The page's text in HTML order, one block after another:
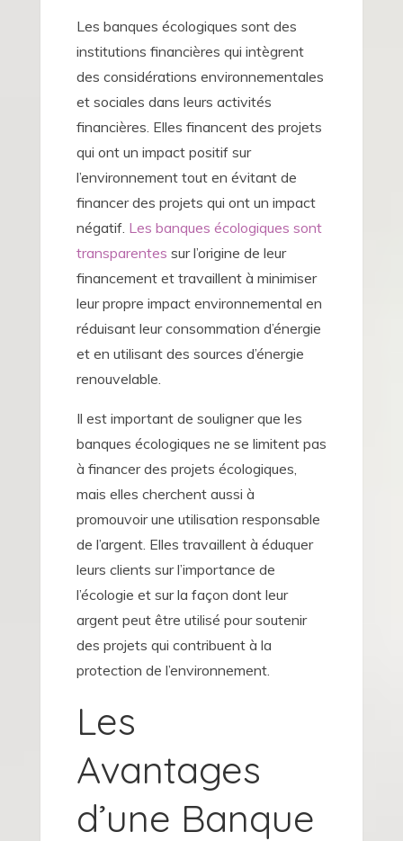
Les banques écologiques sont des
institutions financières qui intègrent
des considérations environnementales
et sociales dans leurs activités
financières. Elles financent des projets
qui ont un impact positif sur
l’environnement tout en évitant de
financer des projets qui ont un impact
négatif. Les banques écologiques sont
transparentes sur l’origine de leur
financement et travaillent à minimiser
leur propre impact environnemental en
réduisant leur consommation d’énergie
et en utilisant des sources d’énergie
renouvelable.
Il est important de souligner que les
banques écologiques ne se limitent pas
à financer des projets écologiques,
mais elles cherchent aussi à
promouvoir une utilisation responsable
de l’argent. Elles travaillent à éduquer
leurs clients sur l’importance de
l’écologie et sur la façon dont leur
argent peut être utilisé pour soutenir
des projets qui contribuent à la
protection de l’environnement.
Les
Avantages
d’une Banque